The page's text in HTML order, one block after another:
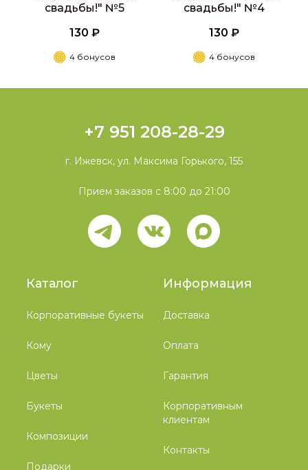
свадьбы!" №5
130 ₽
4 бонусов
свадьбы!" №4
130 ₽
4 бонусов
Каталог
Корпоративные букеты
Кому
Цветы
Букеты
Композиции
Подарки
Информация
Доставка
Оплата
Гарантия
Корпоративным
клиентам
Контакты
+7 951 208-28-29
г. Ижевск, ул. Максима Горького, 155
Прием заказов с 8:00 до 21:00